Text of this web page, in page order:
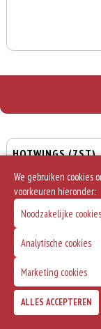
HOTWINGS (7ST)
HOTWINGS (12ST)
HOTWINGS (20ST)
We gebruiken cookies
voorkeuren hieronder:
Noodzakelijke
Analytische cookies
Marketing cookies
ALLES ACCEPTEREN